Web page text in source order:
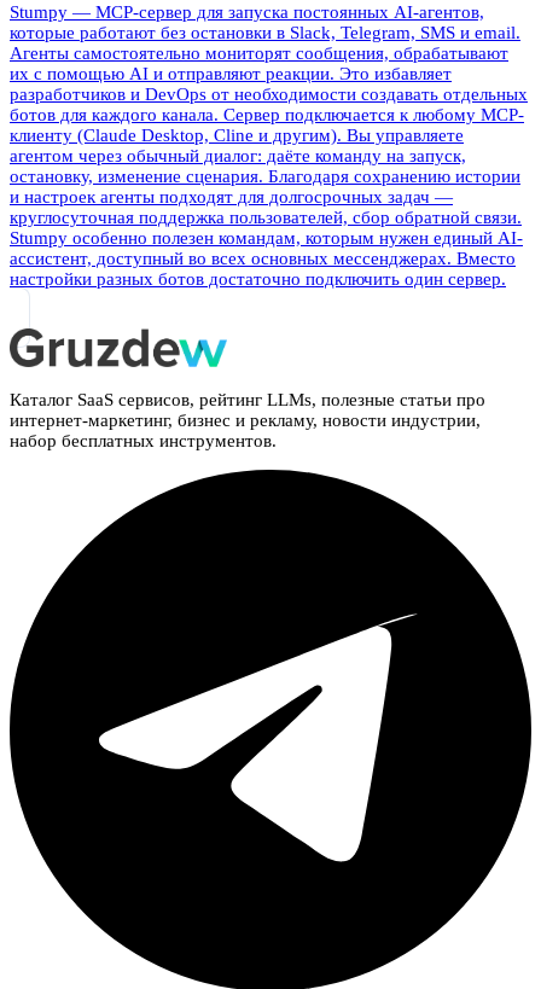
Stumpy — MCP-сервер для запуска постоянных AI-агентов,
которые работают без остановки в Slack, Telegram, SMS и email.
Агенты самостоятельно мониторят сообщения, обрабатывают
их с помощью AI и отправляют реакции. Это избавляет
разработчиков и DevOps от необходимости создавать отдельных
ботов для каждого канала. Сервер подключается к любому MCP-
клиенту (Claude Desktop, Cline и другим). Вы управляете
агентом через обычный диалог: даёте команду на запуск,
остановку, изменение сценария. Благодаря сохранению истории
и настроек агенты подходят для долгосрочных задач —
круглосуточная поддержка пользователей, сбор обратной связи.
Stumpy особенно полезен командам, которым нужен единый AI-
ассистент, доступный во всех основных мессенджерах. Вместо
настройки разных ботов достаточно подключить один сервер.
Каталог SaaS сервисов, рейтинг LLMs, полезные статьи про
интернет-маркетинг, бизнес и рекламу, новости индустрии,
набор бесплатных инструментов.